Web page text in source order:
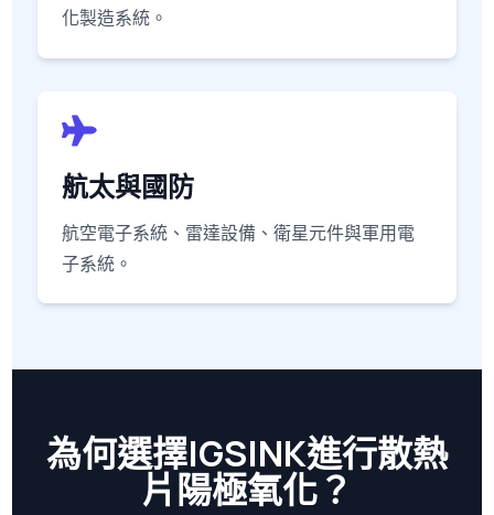
化製造系統。
航太與國防
航空電子系統、雷達設備、衛星元件與軍用電
子系統。
為何選擇IGSINK進行散熱
片陽極氧化？